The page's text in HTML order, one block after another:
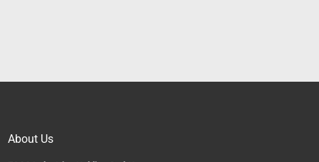
About Us